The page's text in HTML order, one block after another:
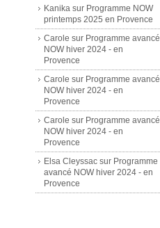
Kanika sur Programme NOW
printemps 2025 en Provence
Carole sur Programme avancé
NOW hiver 2024 - en
Provence
Carole sur Programme avancé
NOW hiver 2024 - en
Provence
Carole sur Programme avancé
NOW hiver 2024 - en
Provence
Elsa Cleyssac sur Programme
avancé NOW hiver 2024 - en
Provence